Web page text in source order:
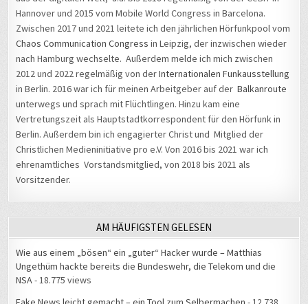
Hannover und 2015 vom Mobile World Congress in Barcelona.
Zwischen 2017 und 2021 leitete ich den jährlichen Hörfunkpool vom
Chaos Communication Congress in Leipzig, der inzwischen wieder
nach Hamburg wechselte. Außerdem melde ich mich zwischen
2012 und 2022 regelmäßig von derInternationalen Funkausstellung
in Berlin. 2016 war ich für meinen Arbeitgeber auf derBalkanroute
unterwegs und sprach mit Flüchtlingen. Hinzu kam eine
Vertretungszeit als Hauptstadtkorrespondent für den Hörfunk in
Berlin. Außerdem bin ich engagierter Christ und Mitglied der
Christlichen Medieninitiative pro e.V. Von 2016 bis 2021 war ich
ehrenamtliches Vorstandsmitglied, von 2018 bis 2021 als
Vorsitzender.
AM HÄUFIGSTEN GELESEN
Wie aus einem „bösen“ ein „guter“ Hacker wurde – Matthias
Ungethüm hackte bereits die Bundeswehr, die Telekom und die
NSA- 18.775 views